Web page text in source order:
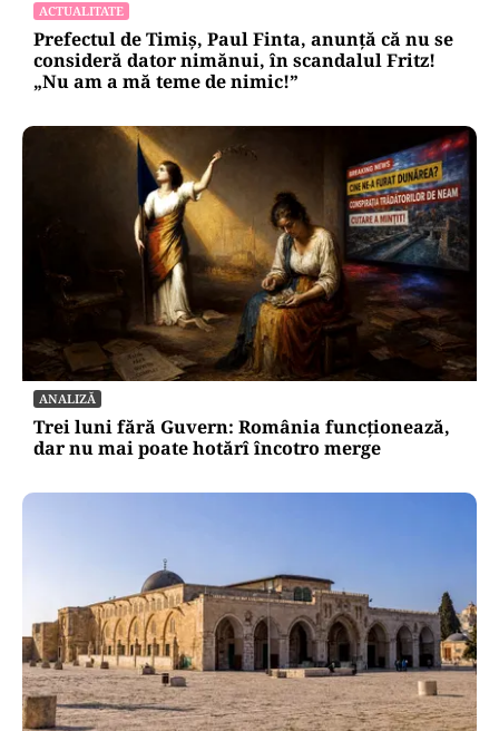
ACTUALITATE
Prefectul de Timiș, Paul Finta, anunță că nu se
consideră dator nimănui, în scandalul Fritz!
„Nu am a mă teme de nimic!”
ANALIZĂ
Trei luni fără Guvern: România funcționează,
dar nu mai poate hotărî încotro merge